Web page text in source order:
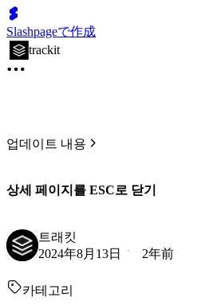
Slashpageで作成
trackit
업데이트 내용
상세 페이지를 ESC로 닫기
트래킷
2024年8月13日
2年前
카테고리